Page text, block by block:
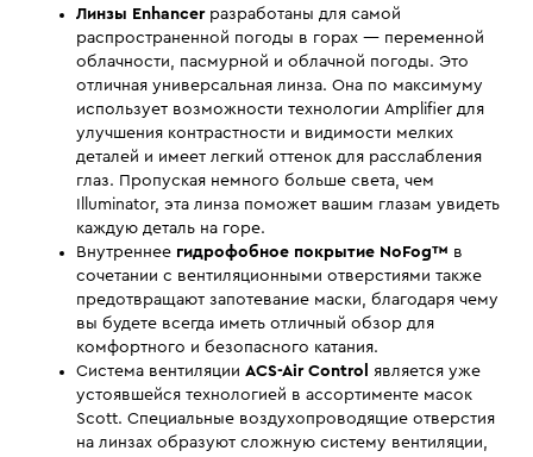
Линзы Enhancer разработаны для самой
распространенной погоды в горах — переменной
облачности, пасмурной и облачной погоды. Это
отличная универсальная линза. Она по максимуму
использует возможности технологии Amplifier для
улучшения контрастности и видимости мелких
деталей и имеет легкий оттенок для расслабления
глаз. Пропуская немного больше света, чем
Illuminator, эта линза поможет вашим глазам увидеть
каждую деталь на горе.
Внутреннее гидрофобное покрытие NoFog™ в
сочетании с вентиляционными отверстиями также
предотвращают запотевание маски, благодаря чему
вы будете всегда иметь отличный обзор для
комфортного и безопасного катания.
Система вентиляции ACS-Air Control
является уже
устоявшейся технологией в ассортименте масок
Scott. Специальные воздухопроводящие отверстия
на линзах образуют сложную систему вентиляции,